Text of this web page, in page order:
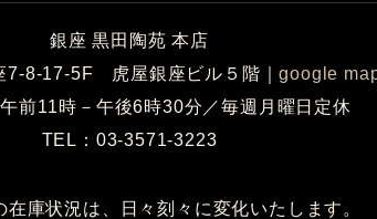
銀座 黒田陶苑 本店
7-8-17-5F 虎屋銀座ビル５階 ｜google
前11時－午後6時30分／毎週月曜日定休
TEL：03-3571-3223
庫状況は、日々刻々に変化いたします。